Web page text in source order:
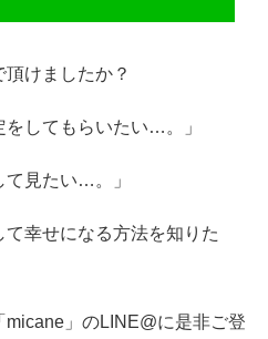
けましたか？
をしてもらいたい…。」
て見たい…。」
て幸せになる方法を知りた
」のLINE@に是非ご登